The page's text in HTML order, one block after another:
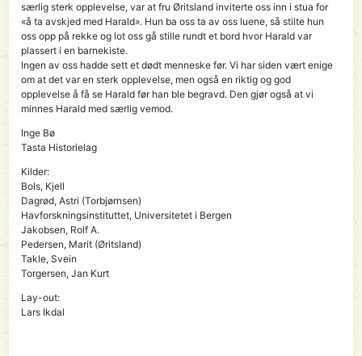
særlig sterk opplevelse, var at fru Øritsland inviterte oss inn i stua for
«å ta avskjed med Harald». Hun ba oss ta av oss luene, så stilte hun
oss opp på rekke og lot oss gå stille rundt et bord hvor Harald var
plassert i en barnekiste.
Ingen av oss hadde sett et dødt menneske før. Vi har siden vært enige
om at det var en sterk opplevelse, men også en riktig og god
opplevelse å få se Harald før han ble begravd. Den gjør også at vi
minnes Harald med særlig vemod.
Inge Bø
Tasta Historielag
Kilder:
Bols, Kjell
Dagrød, Astri (Torbjørnsen)
Havforskningsinstituttet, Universitetet i Bergen
Jakobsen, Rolf A.
Pedersen, Marit (Øritsland)
Takle, Svein
Torgersen, Jan Kurt
Lay-out:
Lars Ikdal